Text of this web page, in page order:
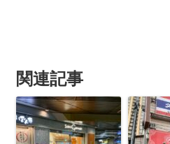
関連記事